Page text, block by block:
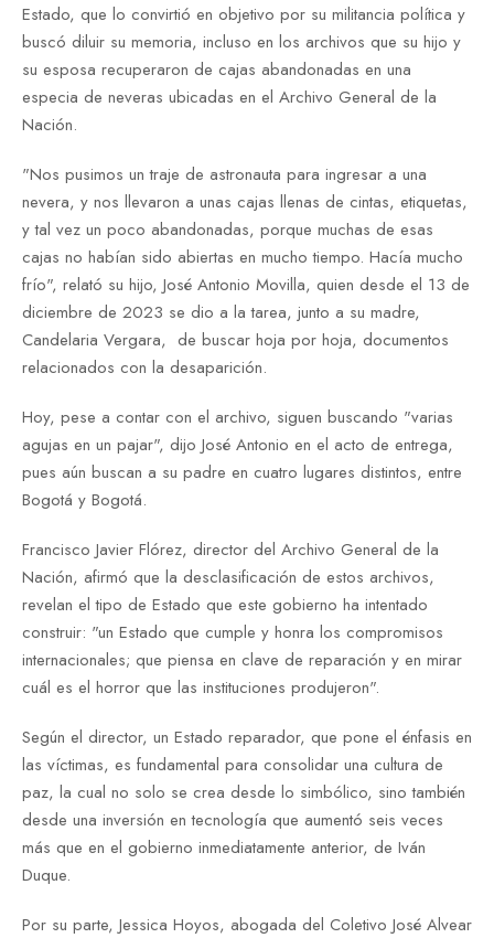
Estado, que lo convirtió en objetivo por su militancia política y
buscó diluir su memoria, incluso en los archivos que su hijo y
su esposa recuperaron de cajas abandonadas en una
especia de neveras ubicadas en el Archivo General de la
Nación.
"Nos pusimos un traje de astronauta para ingresar a una
nevera, y nos llevaron a unas cajas llenas de cintas, etiquetas,
y tal vez un poco abandonadas, porque muchas de esas
cajas no habían sido abiertas en mucho tiempo. Hacía mucho
frío", relató su hijo, José Antonio Movilla, quien desde el 13 de
diciembre de 2023 se dio a la tarea, junto a su madre,
Candelaria Vergara, de buscar hoja por hoja, documentos
relacionados con la desaparición.
Hoy, pese a contar con el archivo, siguen buscando "varias
agujas en un pajar", dijo José Antonio en el acto de entrega,
pues aún buscan a su padre en cuatro lugares distintos, entre
Bogotá y Bogotá.
Francisco Javier Flórez, director del Archivo General de la
Nación, afirmó que la desclasificación de estos archivos,
revelan el tipo de Estado que este gobierno ha intentado
construir: "un Estado que cumple y honra los compromisos
internacionales; que piensa en clave de reparación y en mirar
cuál es el horror que las instituciones produjeron".
Según el director, un Estado reparador, que pone el énfasis en
las víctimas, es fundamental para consolidar una cultura de
paz, la cual no solo se crea desde lo simbólico, sino también
desde una inversión en tecnología que aumentó seis veces
más que en el gobierno inmediatamente anterior, de Iván
Duque.
Por su parte, Jessica Hoyos, abogada del Coletivo José Alvear